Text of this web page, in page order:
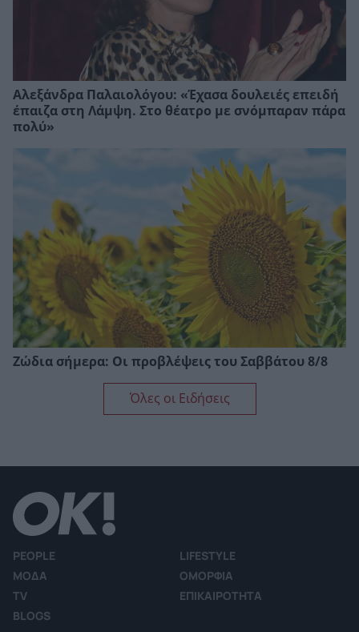
Αλεξάνδρα Παλαιολόγου: «Έχασα δουλειές επειδή
έπαιζα στη Λάμψη. Στο θέατρο με σνόμπαραν πάρα
πολύ»
Ζώδια σήμερα: Οι προβλέψεις του Σαββάτου 8/8
Όλες οι Ειδήσεις
PEOPLE
LIFESTYLE
ΜΟΔΑ
ΟΜΟΡΦΙΑ
TV
ΕΠΙΚΑΙΡΟΤΗΤΑ
BLOGS